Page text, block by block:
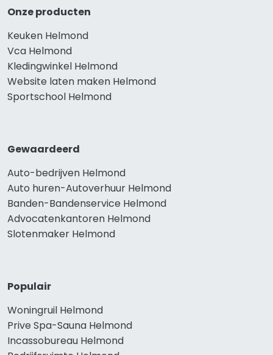
Onze producten
Keuken Helmond
Vca Helmond
Kledingwinkel Helmond
Website laten maken Helmond
Sportschool Helmond
Gewaardeerd
Auto-bedrijven Helmond
Auto huren-Autoverhuur Helmond
Banden-Bandenservice Helmond
Advocatenkantoren Helmond
Slotenmaker Helmond
Populair
Woningruil Helmond
Prive Spa-Sauna Helmond
Incassobureau Helmond